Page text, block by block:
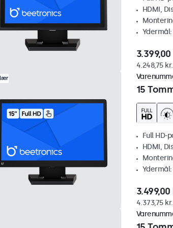
HDMI,
4.248,75
15
Full HD-
HDMI,
3.499,00
4.373,75